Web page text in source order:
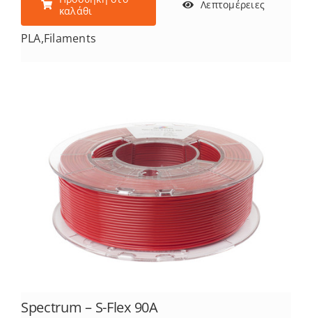
καλάθι
Λεπτομέρειες
PLA,Filaments
Spectrum – S-Flex 90A